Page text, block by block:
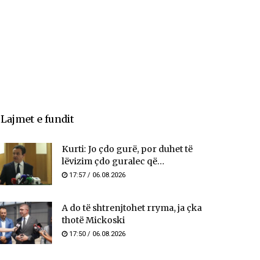
Lajmet e fundit
Kurti: Jo çdo gurë, por duhet të
lëvizim çdo guralec që...
17:57 / 06.08.2026
A do të shtrenjtohet rryma, ja çka
thotë Mickoski
17:50 / 06.08.2026